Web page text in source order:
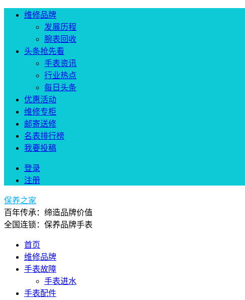
维修品牌
发展历程
腕表回收
头条抢先看
手表资讯
行业热点
每日头条
优惠活动
维修专柜
邮寄送修
名表排行榜
我要投稿
登录
注册
保养之家
百年传承：缔造品牌价值
全国连锁：保养品牌手表
首页
维修品牌
手表故障
手表进水
手表配件